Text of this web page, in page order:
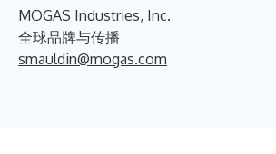
MOGAS Industries, Inc.
全球品牌与传播
smauldin@mogas.com